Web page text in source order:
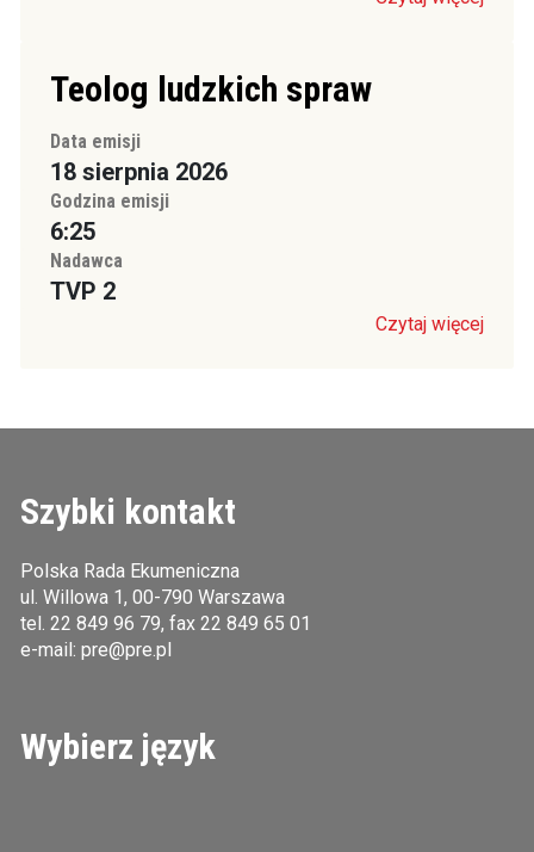
Teolog ludzkich spraw
Data emisji
18 sierpnia 2026
Godzina emisji
6:25
Nadawca
TVP 2
Czytaj więcej
Szybki kontakt
Polska Rada Ekumeniczna
ul. Willowa 1, 00-790 Warszawa
tel. 22 849 96 79, fax 22 849 65 01
e-mail: pre@pre.pl
Wybierz język